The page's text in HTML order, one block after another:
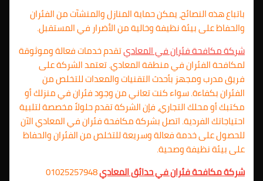
باتباع هذه النصائح، يمكن حماية المنازل والمنشآت من الفئران
والحفاظ على بيئة نظيفة وخالية من الأضرار في المستقبل.
شركة مكافحة فئران في المعاديتقدم خدمات فعالة وموثوقة
لمكافحة الفئران في منطقة المعادي. تعتمد الشركة على
فريق مدرب ومجهز بأحدث التقنيات والمعدات للتخلص من
الفئران بكفاءة. سواء كنت تعاني من وجود فئران في منزلك أو
مكتبك أو محلك التجاري، فإن الشركة تقدم حلولاً مخصصة لتلبية
احتياجاتك الفردية. اتصل بشركة مكافحة فئران في المعادي الآن
للحصول على خدمة فعالة وسريعة للتخلص من الفئران والحفاظ
على بيئة نظيفة وصحية.
شركة مكافحة فئران في حدائق المعادي01025257948